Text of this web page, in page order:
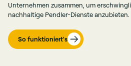
Unternehmen zusammen, um
nachhaltige Pendler-Dienste anzubieten.
So funktioniert's